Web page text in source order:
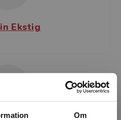
Om
Ekstig